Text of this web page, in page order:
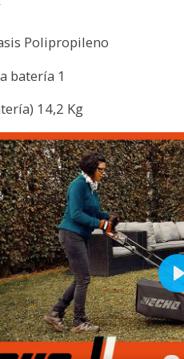
Polipropileno
batería 1
14,2 Kg